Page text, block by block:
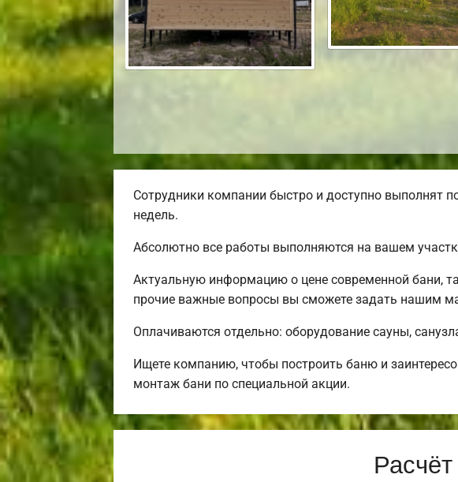
Сотрудники компании быстро и доступно выполнят
недель.
Абсолютно все работы выполняются на вашем
Актуальную информацию о цене современной бани,
прочие важные вопросы вы сможете задать нашим
Оплачиваются отдельно: оборудование сауны,
Ищете компанию, чтобы построить баню и
монтаж бани по специальной акции.